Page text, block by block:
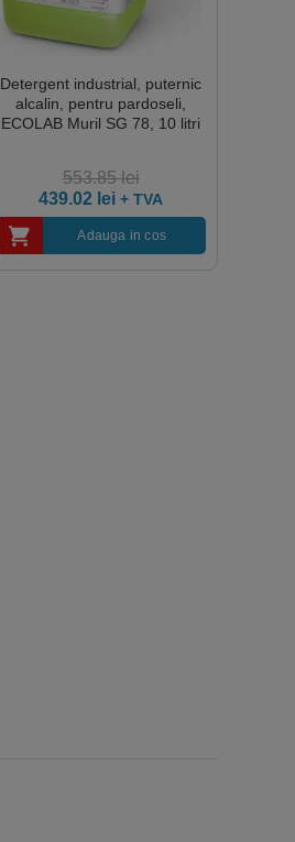
Detergent industrial, puternic
alcalin, pentru pardoseli,
ECOLAB Muril SG 78, 10 litri
553.85lei
439.02 lei + TVA
Adauga in cos